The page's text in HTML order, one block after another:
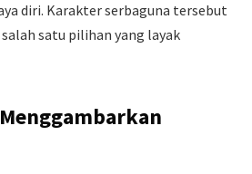
diri. Karakter serbaguna tersebut
satu pilihan yang layak